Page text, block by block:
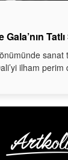
ilham perim